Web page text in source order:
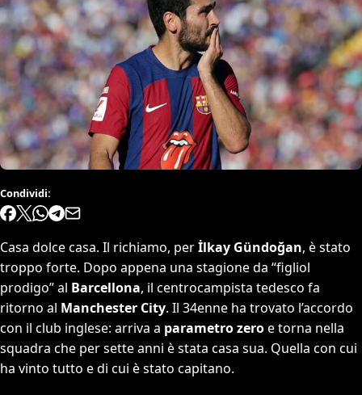
Condividi:
Casa dolce casa. Il richiamo, perİlkay Gündoğan, è stato
troppo forte. Dopo appena una stagione da “figliol
prodigo” al Barcellona, il centrocampista tedesco fa
ritorno al Manchester City. Il 34enne ha trovato l’accordo
con il club inglese: arriva a parametro zeroe torna nella
squadra che per sette anni è stata casa sua. Quella con cui
ha vinto tutto e di cui è stato capitano.